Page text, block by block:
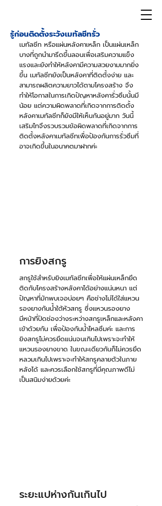
รู้ก่อนติดตั้งระวังเมทัลชีทรั่ว
เมทัลชีท หรือแผ่นหลังคาเหล็ก เป็นแผ่นเหล็ก
บางที่ถูกนำมารีดขึ้นลอนเพื่อเสริมความแข็ง
แรงและยังทำให้หลังคามีความสวยงามมากยิ่ง
ขึ้น เมทัลชีทยังเป็นหลังคาที่ติดตั้งง่าย และ
สามารถผลิตความยาวได้ตามโครงสร้าง จึง
ทำให้โอกาสในการเกิดปัญหาหลังคารั่วซึมนั้นมี
น้อย แต่ความผิดพลาดที่เกิดจากการติดตั้ง
หลังคาเมทัลชีทก็ยังมีให้เห็นกันอยู่มาก วันนี้
เสริมไทจึงรวบรวมข้อผิดพลาดที่เกิดจากการ
ติดตั้งหลังคาเมทัลชีทเพื่อป้องกันการรั่วซึมที่
อาจเกิดขึ้นในอนาคตมาฝากค่ะ
การยิงสกรู
สกรูใช้สำหรับยิงเมทัลชีทเพื่อให้แผ่นเหล็กยึด
ติดกับโครงสร้างหลังคาได้อย่างแน่นหนา แต่
ปัญหาที่มักพบเจอบ่อยๆ คือช่างไม่ได้ใส่แหวน
รองยางกันน้ำใต้หัวสกรู ซึ่งแหวนรองยาง
มีหน้าที่ปิดช่องว่างระหว่างสกรูเหล็กและหลังคา
เข้าด้วยกัน เพื่อป้องกันน้ำไหลซึมค่ะ และการ
ยิงสกรูไม่ควรยึดแน่นจนเกินไปเพราะจะทำให้
แหวนรองยางขาด ในขณะเดียวกันก็ไม่ควรยึด
หลวมเกินไปเพราะจะทำให้สกรูคลายตัวในภาย
หลังได้ และควรเลือกใช้สกรูที่มีคุณภาพดีไม่
เป็นสนิมง่ายด้วยค่ะ
ระยะแปห่างกันเกินไป